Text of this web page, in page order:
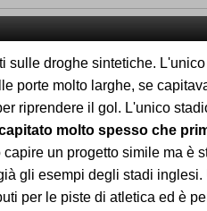
sulle droghe sintetiche.
porte molto larghe, se
riprendere il gol. L'unico
molto spesso che
un progetto simile ma è
gli esempi degli stadi
per le piste di atletica ed è